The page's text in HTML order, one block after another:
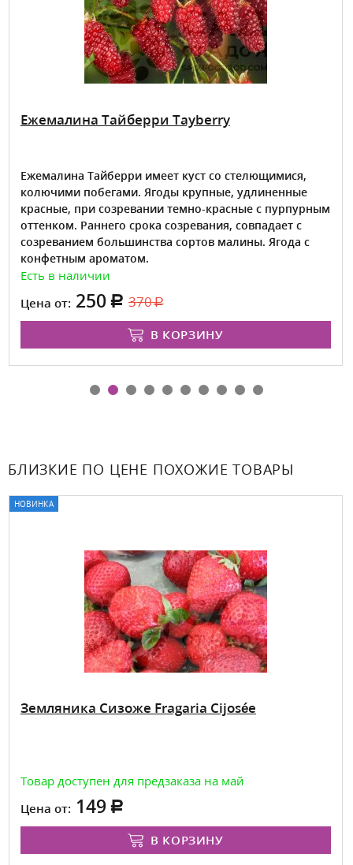
Ежемалина Тайберри Tayberry
Ежемалина Тайберри имеет куст со стелющимися,
колючими побегами. Ягоды крупные, удлиненные
красные, при созревании темно-красные с пурпурным
оттенком. Раннего срока созревания, совпадает с
созреванием большинства сортов малины. Ягода с
конфетным ароматом.
Есть в наличии
Цена от: 250 370
В КОРЗИНУ
БЛИЗКИЕ ПО ЦЕНЕ ПОХОЖИЕ ТОВАРЫ
НОВИНКА
Земляника Сизоже Fragaria Cijosée
Товар доступен для предзаказа на май
Цена от: 149
В КОРЗИНУ